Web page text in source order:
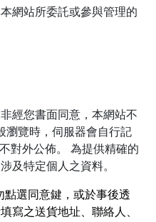
網站所委託或參與管理的
經您書面同意，本網站不
瀏覽時，伺服器會自行記
對外公佈。 為提供精確的
及特定個人之資料。
點選同意鍵，或於事後透
寫之送貨地址、聯絡人、